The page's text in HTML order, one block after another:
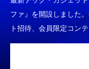
ファ』を開設しました
ト招待、会員限定コン